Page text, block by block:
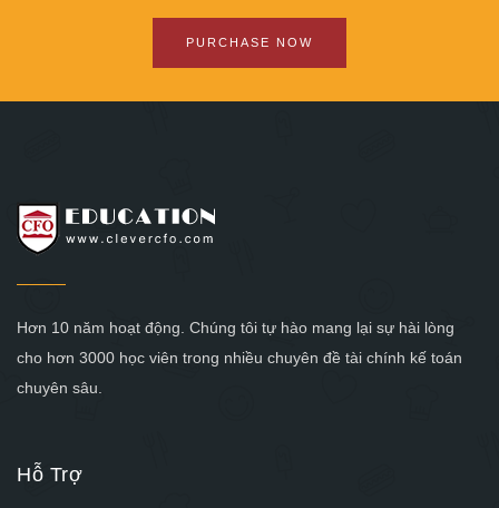
PURCHASE NOW
Hơn 10 năm hoạt động. Chúng tôi tự hào mang lại sự hài lòng
cho hơn 3000 học viên trong nhiều chuyên đề tài chính kế toán
chuyên sâu.
Hỗ Trợ